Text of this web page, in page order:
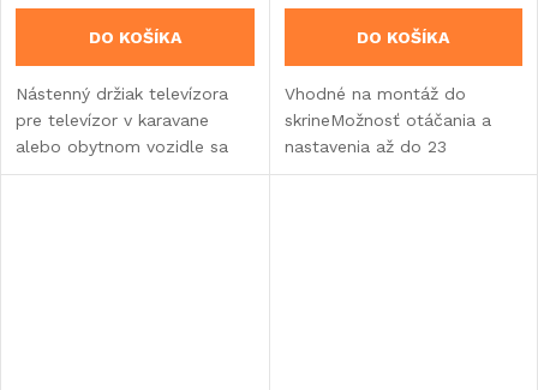
DO KOŠÍKA
Nástenný držiak televízora
pre televízor v karavane
alebo obytnom vozidle sa
dá otáčať a nakláňať.
DO KOŠÍKA
Vhodné na montáž do
skrineMožnosť otáčania a
nastavenia až do 23
stupňov105 mm výsuvný od